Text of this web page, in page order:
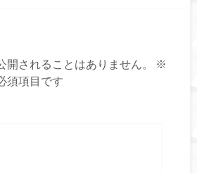
開されることはありません。
※
須項目です